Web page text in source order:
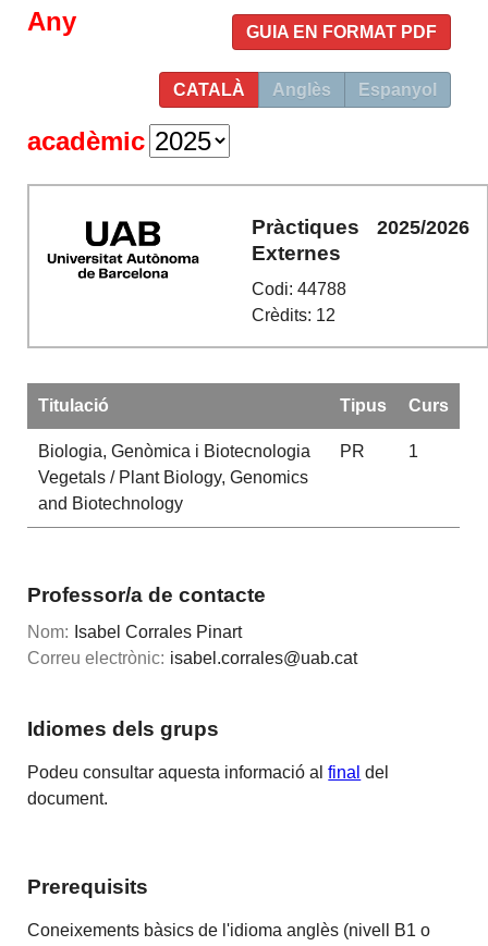
GUIA EN FORMAT PDF
CATALÀ Anglès Espanyol
Any
acadèmic
Pràctiques
Externes
Codi: 44788
Crèdits: 12
2025/2026
Titulació Tipus Curs
Biologia, Genòmica i Biotecnologia
Vegetals / Plant Biology, Genomics
and Biotechnology
PR 1
Professor/a de contacte
Nom: Isabel Corrales Pinart
Correu electrònic: isabel.corrales@uab.cat
Idiomes dels grups
Podeu consultar aquesta informació alfinal del
document.
Prerequisits
Coneixements bàsics de l'idioma anglès (nivell B1 o